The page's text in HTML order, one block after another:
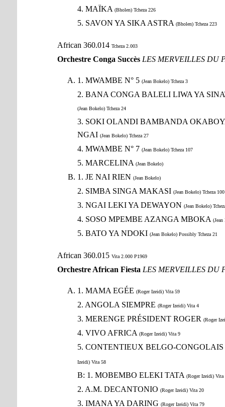
4. MAÏKA (Bholen) Tcheza 226
5. SAVON YA SIKA ASTRA (Bholen) Tcheza 223
African 360.014 Tcheza 2.003
Orchestre Conga Succès LES MERVEILLES DU
1. MWAMBE N° 5 (Jean Bokelo) Tcheza 3
2. BANA CONGA BALELI LIWA YA
(Jean Bokelo) Tcheza 24
3. SOKI OLANDI BAMBANDA
NGAI (Jean Bokelo) Tcheza 27
4. MWAMBE N° 7 (Jean Bokelo) Tcheza 107
5. MARCELINA (Jean Bokelo)
1. JE NAI RIEN (Jean Bokelo)
2. SIMBA SINGA MAKASI (Jean Bokelo) Tcheza 100
3. NGAI LEKI YA DEWAYON (Jean Bokelo)
4. SOSO MPEMBE AZANGA MBOKA (Jean
5. BATO YA NDOKI (Jean Bokelo) Possibly Tcheza 21
African 360.015 Vita 2.000 P1969
Orchestre African Fiesta LES MERVEILLES DU
1. MAMA EGÉE (Roger Izeidi) Vita 59
2. ANGOLA SIEMPRE (Roger Izeidi) Vita 4
3. MERENGE PRÉSIDENT ROGER (Roger
4. VIVO AFRICA (Roger Izeidi) Vita 9
5. CONTENTIEUX BELGO-CONGOLAIS
Izeidi) Vita 58
B: 1. MOBEMBO ELEKI TATA (Roger Izeidi) Vita
2. A.M. DECANTONIO (Roger Izeidi) Vita 20
3. IMANA YA DARING (Roger Izeidi) Vita 79